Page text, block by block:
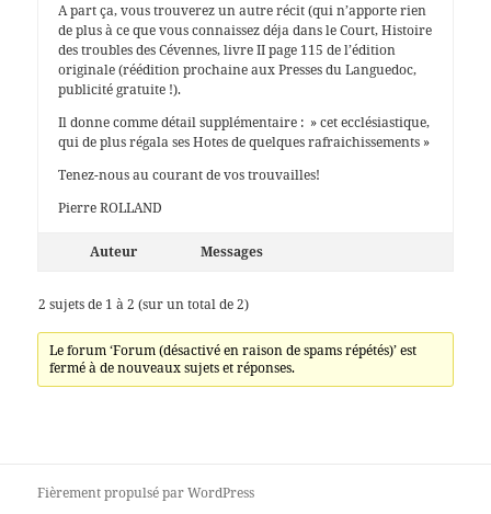
A part ça, vous trouverez un autre récit (qui n’apporte rien
de plus à ce que vous connaissez déja dans le Court, Histoire
des troubles des Cévennes, livre II page 115 de l’édition
originale (réédition prochaine aux Presses du Languedoc,
publicité gratuite !).
Il donne comme détail supplémentaire : » cet ecclésiastique,
qui de plus régala ses Hotes de quelques rafraichissements »
Tenez-nous au courant de vos trouvailles!
Pierre ROLLAND
Auteur Messages
2 sujets de 1 à 2 (sur un total de 2)
Le forum ‘Forum (désactivé en raison de spams répétés)’ est
fermé à de nouveaux sujets et réponses.
Fièrement propulsé par WordPress